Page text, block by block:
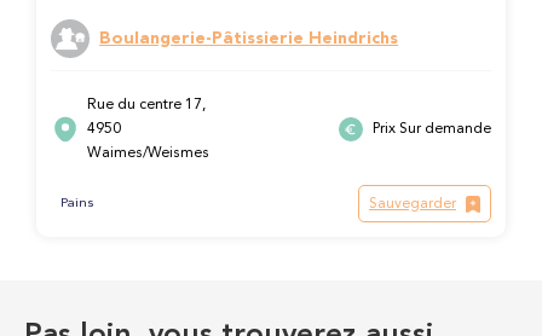
Boulangerie-Pâtissierie Heindrichs
Rue du centre 17,
4950
Waimes/Weismes
Prix Sur demande
Pains Sauvegarder